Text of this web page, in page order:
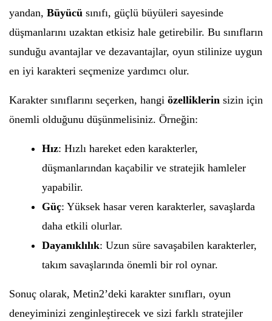
yandan, Büyücü sınıfı, güçlü büyüleri sayesinde
düşmanlarını uzaktan etkisiz hale getirebilir. Bu sınıfların
sunduğu avantajlar ve dezavantajlar, oyun stilinize uygun
en iyi karakteri seçmenize yardımcı olur.
Karakter sınıflarını seçerken, hangi özelliklerin sizin için
önemli olduğunu düşünmelisiniz. Örneğin:
Hız: Hızlı hareket eden karakterler,
düşmanlarından kaçabilir ve stratejik hamleler
yapabilir.
Güç: Yüksek hasar veren karakterler, savaşlarda
daha etkili olurlar.
Dayanıklılık: Uzun süre savaşabilen karakterler,
takım savaşlarında önemli bir rol oynar.
Sonuç olarak, Metin2’deki karakter sınıfları, oyun
deneyiminizi zenginleştirecek ve sizi farklı stratejiler